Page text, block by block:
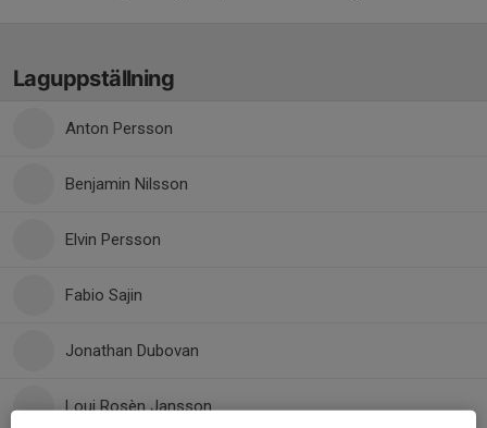
Laguppställning
Anton Persson
Benjamin Nilsson
Elvin Persson
Fabio Sajin
Jonathan Dubovan
Loui Rosèn Jansson